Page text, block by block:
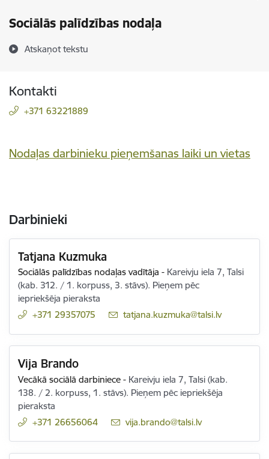
Sociālās palīdzības nodaļa
Atskaņot tekstu
Kontakti
+371 63221889
Nodaļas darbinieku pieņemšanas laiki un vietas
Darbinieki
Tatjana Kuzmuka
Sociālās palīdzības nodaļas vadītāja - Kareivju iela 7, Talsi
(kab. 312. / 1. korpuss, 3. stāvs). Pieņem pēc
iepriekšēja pieraksta
+371 29357075
E-pasts:
tatjana.kuzmuka@talsi.lv
Vija Brando
Vecākā sociālā darbiniece - Kareivju iela 7, Talsi (kab.
138. / 2. korpuss, 1. stāvs). Pieņem pēc iepriekšēja
pieraksta
+371 26656064
E-pasts:
vija.brando@talsi.lv